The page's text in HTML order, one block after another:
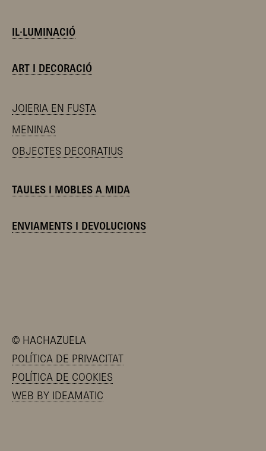
IL·LUMINACIÓ
ART I DECORACIÓ
JOIERIA EN FUSTA
MENINAS
OBJECTES DECORATIUS
TAULES I MOBLES A MIDA
ENVIAMENTS I DEVOLUCIONS
© HACHAZUELA
POLÍTICA DE PRIVACITAT
POLÍTICA DE COOKIES
WEB BY IDEAMATIC